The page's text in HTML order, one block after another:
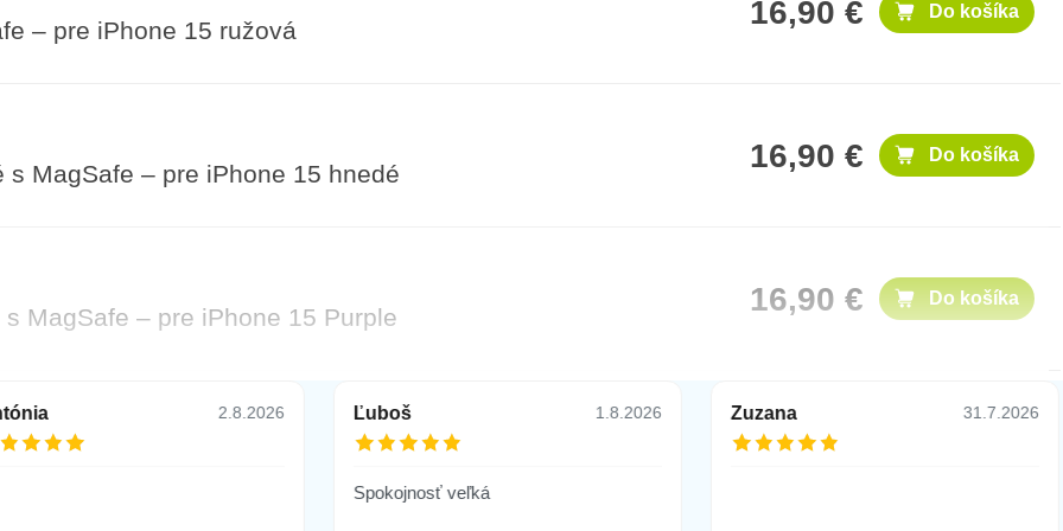
– pre iPhone 15 ružová
16,90 € Do košíka
MagSafe – pre iPhone 15 hnedé
16,90 € Do košíka
MagSafe – pre iPhone 15 Purple
16,90 € Do košíka
fotoaparátu pre IPHONE 15, čierne
12,90 €
2.8.2026 Ľuboš 1.8.2026
Spokojnosť veľká
Zuzana 31.7.2026